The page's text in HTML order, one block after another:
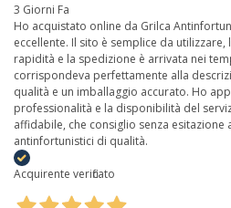
3 Giorni Fa
Ho acquistato online da Grilca
eccellente. Il sito è semplice da
rapidità e la spedizione è arrivata nei
corrispondeva perfettamente alla
qualità e un imballaggio accurato. Ho
professionalità e la disponibilità del
affidabile, che consiglio senza esitazione
antinfortunistici di qualità.
Acquirente verificato